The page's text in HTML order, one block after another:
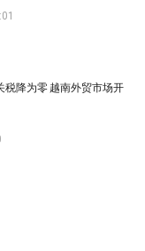
税降为零 越南外贸市场开